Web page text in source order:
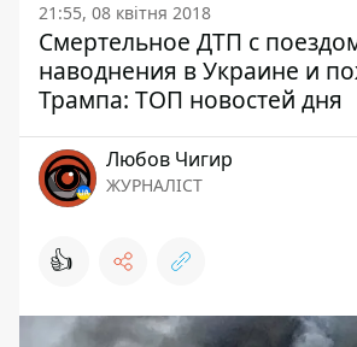
21:55, 08 квітня 2018
Смертельное ДТП с
наводнения в Украине и
Трампа: ТОП новостей дня
Любов Чигир
ЖУРНАЛІСТ
👍